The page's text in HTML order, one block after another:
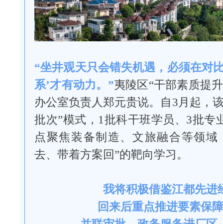
“坐井观天只会错失机遇，必须在对
系’才有动力。”夷陵区“干部素质提
办公室负责人郑元贵说。自3月起，
批次”模式，1批科干班学员、3批专
点聚焦装备制造、文旅融合等领域
去、带着方案回”的靶向学习。
我将积极借鉴江都先进
回来后重点推进要素保